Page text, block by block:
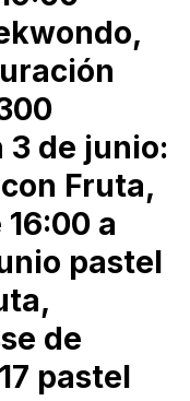
3 de junio:
Fruta,
a
pastel
de
pastel